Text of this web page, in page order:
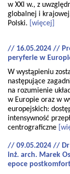
w XXI w., z
globalnej i
Polski.
[więcej]
// 16.05.2024 //
peryferie w
W wystąpieniu
następujące
na rozumienie
w Europie oraz w
europejskich:
intensywność
centrograficzne
// 09.05.2024 // Dr
inż. arch. Marek
epoce